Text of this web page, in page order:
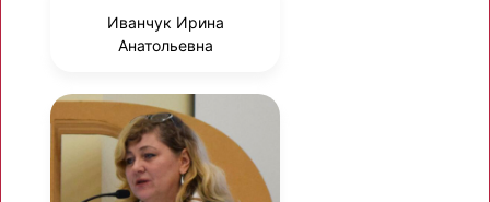
Иванчук Ирина
Анатольевна